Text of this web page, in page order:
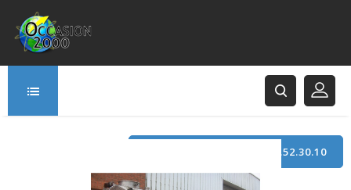
TÉLÉPHONE : +33 (0)3.21.52.30.10
166 Rue Principale